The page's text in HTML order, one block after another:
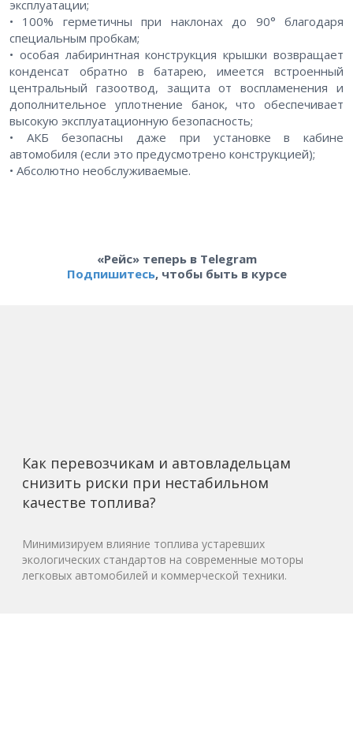
эксплуатации;
• 100% герметичны при наклонах до 90° благодаря
специальным пробкам;
• особая лабиринтная конструкция крышки возвращает
конденсат обратно в батарею, имеется встроенный
центральный газоотвод, защита от воспламенения и
дополнительное уплотнение банок, что обеспечивает
высокую эксплуатационную безопасность;
• АКБ безопасны даже при установке в кабине
автомобиля (если это предусмотрено конструкцией);
• Абсолютно необслуживаемые.
«Рейс» теперь в Telegram
Подпишитесь, чтобы быть в курсе
Как перевозчикам и автовладельцам
снизить риски при нестабильном
качестве топлива?
Минимизируем влияние топлива устаревших
экологических стандартов на современные моторы
легковых автомобилей и коммерческой техники.